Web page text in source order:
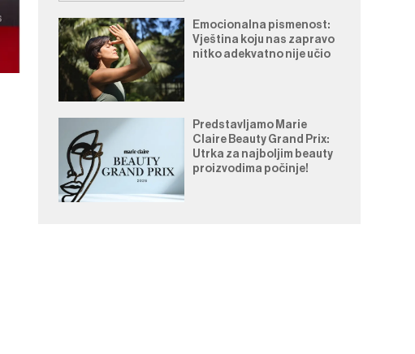
Emocionalna pismenost:
Vještina koju nas zapravo
nitko adekvatno nije učio
Predstavljamo Marie
Claire Beauty Grand Prix:
Utrka za najboljim beauty
proizvodima počinje!